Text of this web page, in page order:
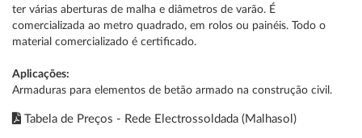
ter várias aberturas de malha e diâmetros de varão. É
comercializada ao metro quadrado, em rolos ou painéis. Todo o
material comercializado é certificado.
Aplicações:
Armaduras para elementos de betão armado na construção civil.
Tabela de Preços - Rede Electrossoldada (Malhasol)